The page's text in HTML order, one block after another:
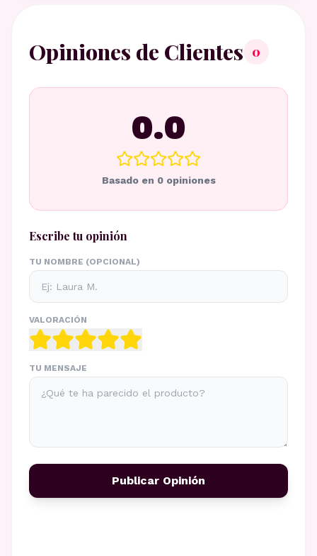
Opiniones de Clientes 0
0.0
Basado en 0opiniones
Escribe tu opinión
TU NOMBRE (OPCIONAL)
VALORACIÓN
TU MENSAJE
Publicar Opinión